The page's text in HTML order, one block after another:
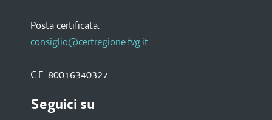
Posta certificata:
consiglio@certregione.fvg.it
C.F. 80016340327
Seguici su